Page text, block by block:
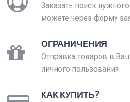
Заказать поиск
можете через форму
ОГРАНИЧЕНИЯ
Отправка товаров в
личного пользования
КАК КУПИТЬ?